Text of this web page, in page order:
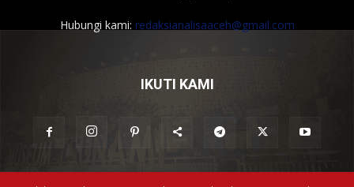
Hubungi kami: redaksianalisaaceh@gmail.com
IKUTI KAMI